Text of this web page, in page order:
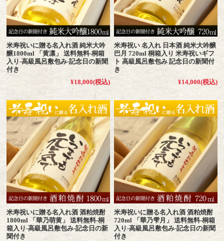
米寿祝いに贈る名入れ酒 純米大吟
醸1800ml 「黄凛」 送料無料-桐箱
入り-高級風呂敷包み-記念日の新聞
付き
¥18,000(税込)
米寿祝い 名入れ 日本酒 純米大吟醸
巴月 720ml 桐箱入り 米寿祝いギフ
ト 高級風呂敷包み 記念日の新聞付
き
¥14,000(税込)
米寿祝いに贈る名入れ酒 酒粕焼酎
1800ml 「華乃萌黄」 送料無料-桐
箱入り-高級風呂敷包み-記念日の新
聞付き
米寿祝いに贈る名入れ酒 酒粕焼酎
720ml 「華乃雫月」 送料無料-桐箱
入り-高級風呂敷包み-記念日の新聞
付き